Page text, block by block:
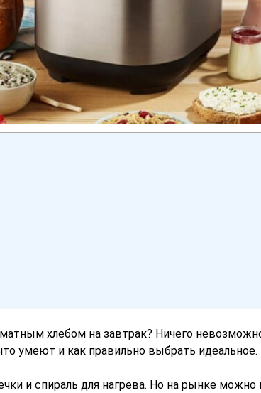
хлебом на завтрак? Ничего
умеют и как правильно выбрать идеальное.
и спираль для нагрева. Но на рынке можно